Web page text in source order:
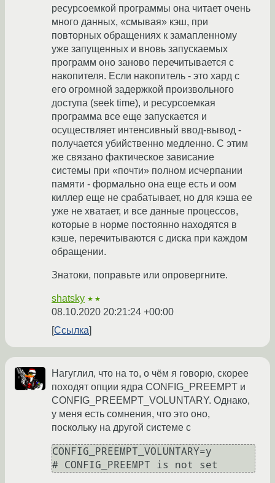
ресурсоемкой программы она читает очень
много данных, «смывая» кэш, при
повторных обращениях к замапленному
уже запущенных и вновь запускаемых
программ оно заново перечитывается с
накопителя. Если накопитель - это хард с
его огромной задержкой произвольного
доступа (seek time), и ресурсоемкая
программа все еще запускается и
осуществляет интенсивный ввод-вывод -
получается убийственно медленно. С этим
же связано фактическое зависание
системы при «почти» полном исчерпании
памяти - формально она еще есть и оом
киллер еще не срабатывает, но для кэша ее
уже не хватает, и все данные процессов,
которые в норме постоянно находятся в
кэше, перечитываются с диска при каждом
обращении.
Знатоки, поправьте или опровергните.
shatsky ★★
08.10.2020 20:21:24 +00:00
Ссылка
Нагуглил, что на то, о чём я говорю, скорее
походят опции ядра CONFIG_PREEMPT и
CONFIG_PREEMPT_VOLUNTARY. Однако,
у меня есть сомнения, что это оно,
поскольку на другой системе с
CONFIG_PREEMPT_VOLUNTARY=y